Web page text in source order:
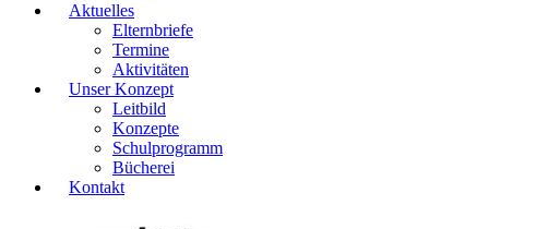
Aktuelles
Elternbriefe
Termine
Aktivitäten
Unser Konzept
Leitbild
Konzepte
Schulprogramm
Bücherei
Kontakt